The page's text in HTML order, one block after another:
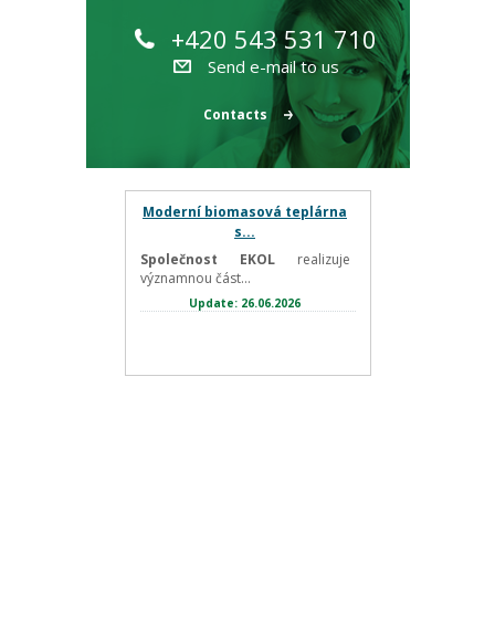
+420 543 531 710
Send e-mail to us
Contacts
Moderní biomasová teplárna
s...
Společnost EKOLrealizuje
významnou část...
Update: 26.06.2026